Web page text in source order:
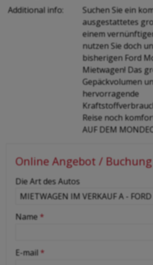
Additional info:
Suchen Sie ein
ausgestattetes
einem
nutzen Sie doch
bisherigen Ford
Mietwagen! Das
Gepäckvolumen
hervorragende
Reise noch
AUF DEM
Online Angebot / Buchung
-
-
-
Die Art des Autos
Name *
E-mail *